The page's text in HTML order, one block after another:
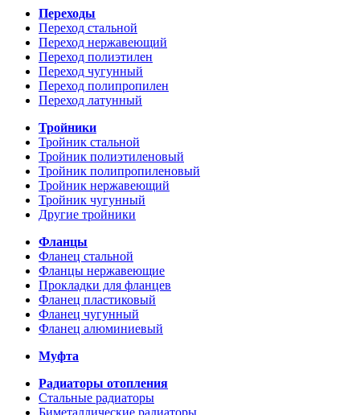
Переходы
Переход стальной
Переход нержавеющий
Переход полиэтилен
Переход чугунный
Переход полипропилен
Переход латунный
Тройники
Тройник стальной
Тройник полиэтиленовый
Тройник полипропиленовый
Тройник нержавеющий
Тройник чугунный
Другие тройники
Фланцы
Фланец стальной
Фланцы нержавеющие
Прокладки для фланцев
Фланец пластиковый
Фланец чугунный
Фланец алюминиевый
Муфта
Радиаторы отопления
Стальные радиаторы
Биметаллические радиаторы